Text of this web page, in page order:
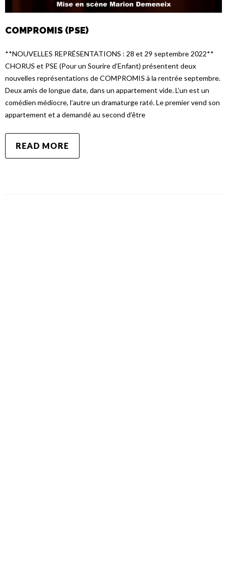
COMPROMIS (PSE)
**NOUVELLES REPRÉSENTATIONS : 28 et 29 septembre 2022**
CHORUS et PSE (Pour un Sourire d’Enfant) présentent deux
nouvelles représentations de COMPROMIS à la rentrée septembre.
Deux amis de longue date, dans un appartement vide. L’un est un
comédien médiocre, l’autre un dramaturge raté. Le premier vend son
appartement et a demandé au second d’être
READ MORE